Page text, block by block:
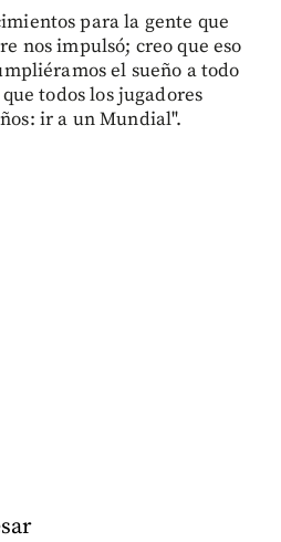
para la gente que
nos impulsó; creo que eso
el sueño a todo
todos los jugadores
ir a un Mundial".